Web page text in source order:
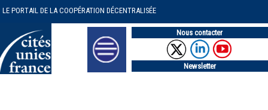
LE PORTAIL DE LA COOPÉRATION DÉCENTRALISÉE
Nous contacter
Newsletter